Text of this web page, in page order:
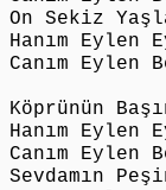
On Sekiz
Hanım Eylen
Canım Eylen
Köprünün
Hanım Eylen
Canım Eylen
Sevdamın